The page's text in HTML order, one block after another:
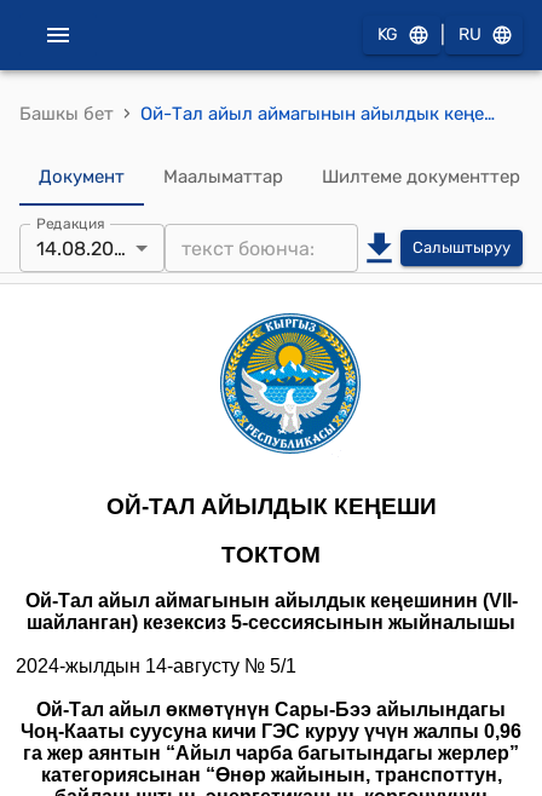
KG RU
Башкы бет › Ой-Тал айыл аймагынын айылдык кеңешинин 2024-жылдын 14-августундагы, №5/1, Ой-Тал айыл өкмөтүнүн Сары-Бээ айылындагы Чоң-Кааты суусуна кичи ГЭС куруу үчүн жалпы 0,96 га жер аянтын “Айыл чарба багытындагы жерлер” категориясынан “Өнөр жайынын, транспоттун, байланыштын, энергетиканын, коргонуунун жерлери жана башка багыттагы жерлер” категориясына которууга (трансформациялоого) макулдук берүү жөнүндө токтому
Документ Маалыматтар Шилтеме документтер
Редакция
14.08.2024 Салыштыруу